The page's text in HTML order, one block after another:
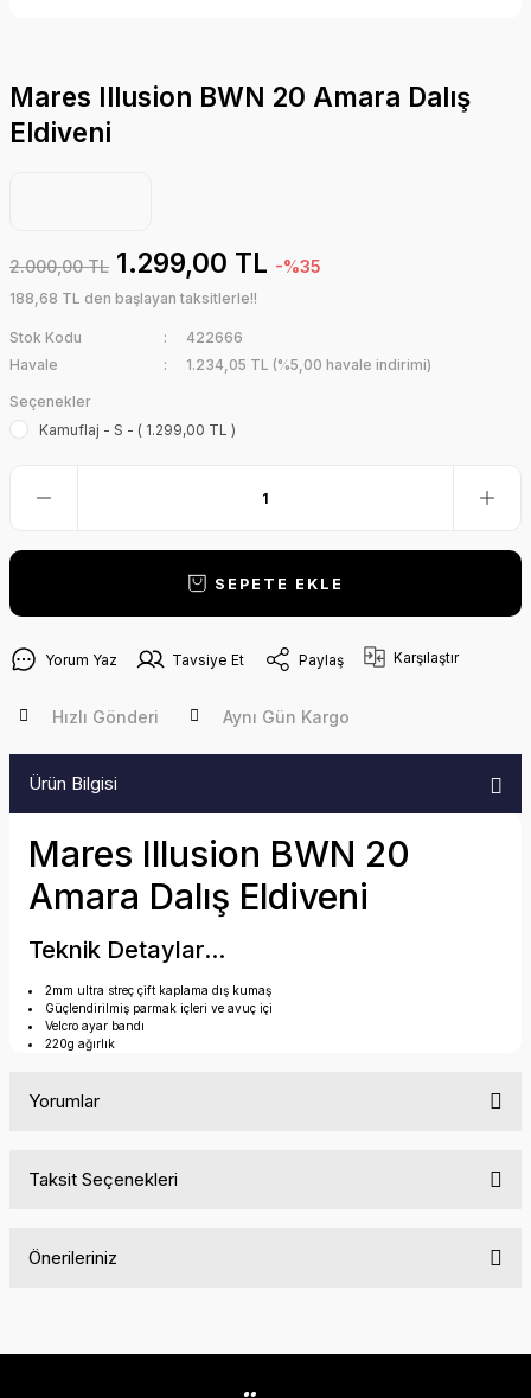
Mares Illusion BWN 20 Amara Dalış
Eldiveni
2.000,00 TL 1.299,00 TL -%35
188,68 TL den başlayan taksitlerle!!
Stok Kodu
422666
Havale
1.234,05 TL (%5,00 havale indirimi)
Seçenekler
Kamuflaj - S - ( 1.299,00 TL )
SEPETE EKLE
Yorum Yaz Tavsiye Et Paylaş Karşılaştır
Hızlı Gönderi Aynı Gün Kargo
Ürün Bilgisi
Mares Illusion BWN 20
Amara Dalış Eldiveni
Teknik Detaylar...
2mm ultra streç çift kaplama dış kumaş
Güçlendirilmiş parmak içleri ve avuç içi
Velcro ayar bandı
220g ağırlık
Yorumlar
Taksit Seçenekleri
Önerileriniz